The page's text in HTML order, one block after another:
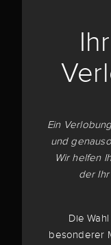
Ein
und
Wir helfen
der Ihr
Die
besonderer